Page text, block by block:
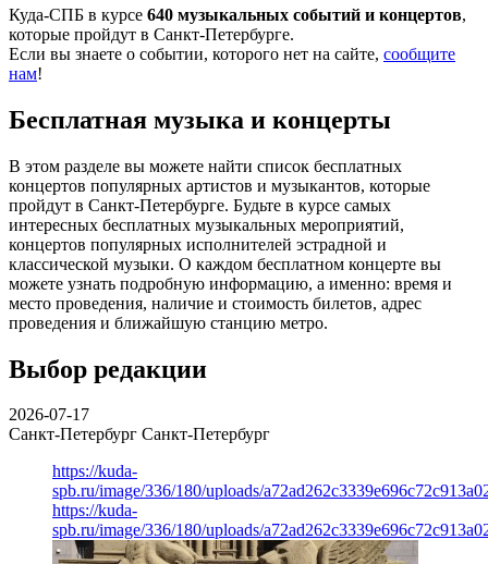
Куда-СПБ в курсе 640 музыкальных событий и концертов,
которые пройдут в Санкт-Петербурге.
Если вы знаете о событии, которого нет на сайте, сообщите
нам!
Бесплатная музыка и концерты
В этом разделе вы можете найти список бесплатных
концертов популярных артистов и музыкантов, которые
пройдут в Санкт-Петербурге. Будьте в курсе самых
интересных бесплатных музыкальных мероприятий,
концертов популярных исполнителей эстрадной и
классической музыки. О каждом бесплатном концерте вы
можете узнать подробную информацию, а именно: время и
место проведения, наличие и стоимость билетов, адрес
проведения и ближайшую станцию метро.
Выбор редакции
2026-07-17
Санкт-Петербург Санкт-Петербург
https://kuda-
spb.ru/image/336/180/uploads/
https://kuda-
spb.ru/image/336/180/uploads/